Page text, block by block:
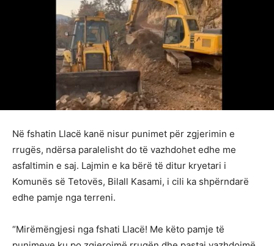
Në fshatin Llacë kanë nisur punimet për zgjerimin e
rrugës, ndërsa paralelisht do të vazhdohet edhe me
asfaltimin e saj. Lajmin e ka bërë të ditur kryetari i
Komunës së Tetovës, Bilall Kasami, i cili ka shpërndarë
edhe pamje nga terreni.
“Mirëmëngjesi nga fshati Llacë! Me këto pamje të